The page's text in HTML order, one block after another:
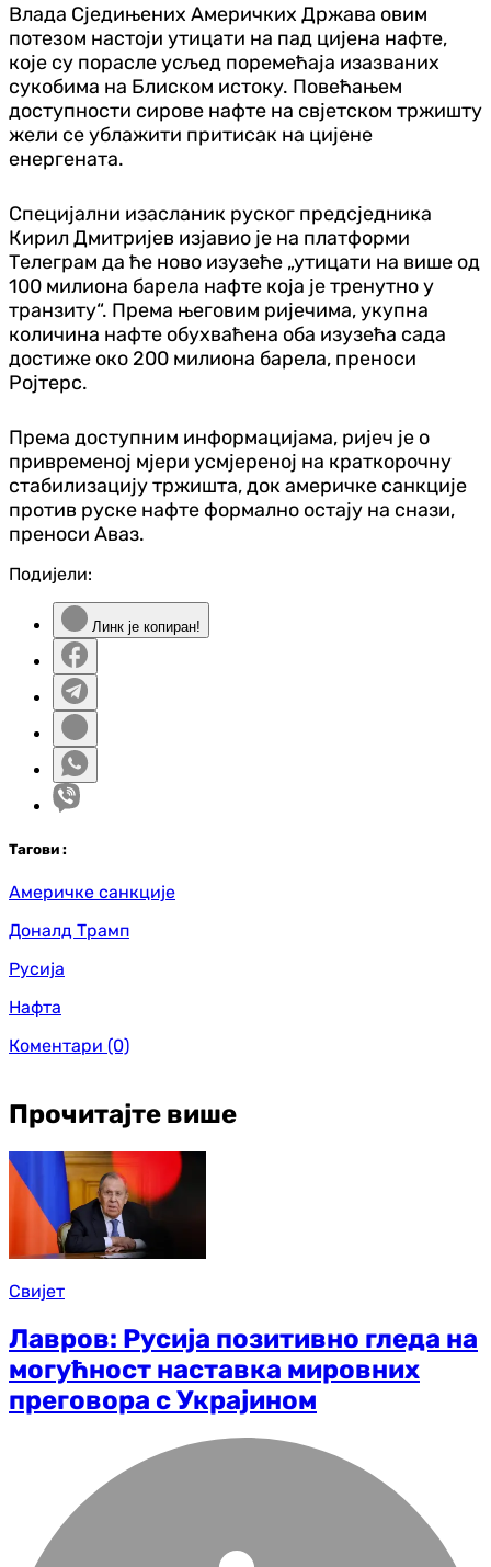
Влада Сједињених Америчких Држава овим
потезом настоји утицати на пад цијена нафте,
које су порасле усљед поремећаја изазваних
сукобима на Блиском истоку. Повећањем
доступности сирове нафте на свјетском тржишту
жели се ублажити притисак на цијене
енергената.
Специјални изасланик руског предсједника
Кирил Дмитријев изјавио је на платформи
Телеграм да ће ново изузеће „утицати на више од
100 милиона барела нафте која је тренутно у
транзиту“. Према његовим ријечима, укупна
количина нафте обухваћена оба изузећа сада
достиже око 200 милиона барела, преноси
Ројтерс.
Према доступним информацијама, ријеч је о
привременој мјери усмјереној на краткорочну
стабилизацију тржишта, док америчке санкције
против руске нафте формално остају на снази,
преноси Аваз.
Подијели:
Линк је копиран!
Тагови :
Америчке санкције
Доналд Трамп
Русија
Нафта
Коментари (0)
Прочитајте више
Свијет
Лавров: Русија позитивно гледа на
могућност наставка мировних
преговора с Украјином